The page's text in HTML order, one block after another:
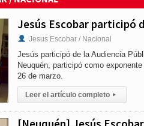
Jesús Escobar participó
Jesus Escobar / Nacional
Jesús participó de la Audiencia
Neuquén, participó como
26 de marzo.
Leer el artículo completo ▸